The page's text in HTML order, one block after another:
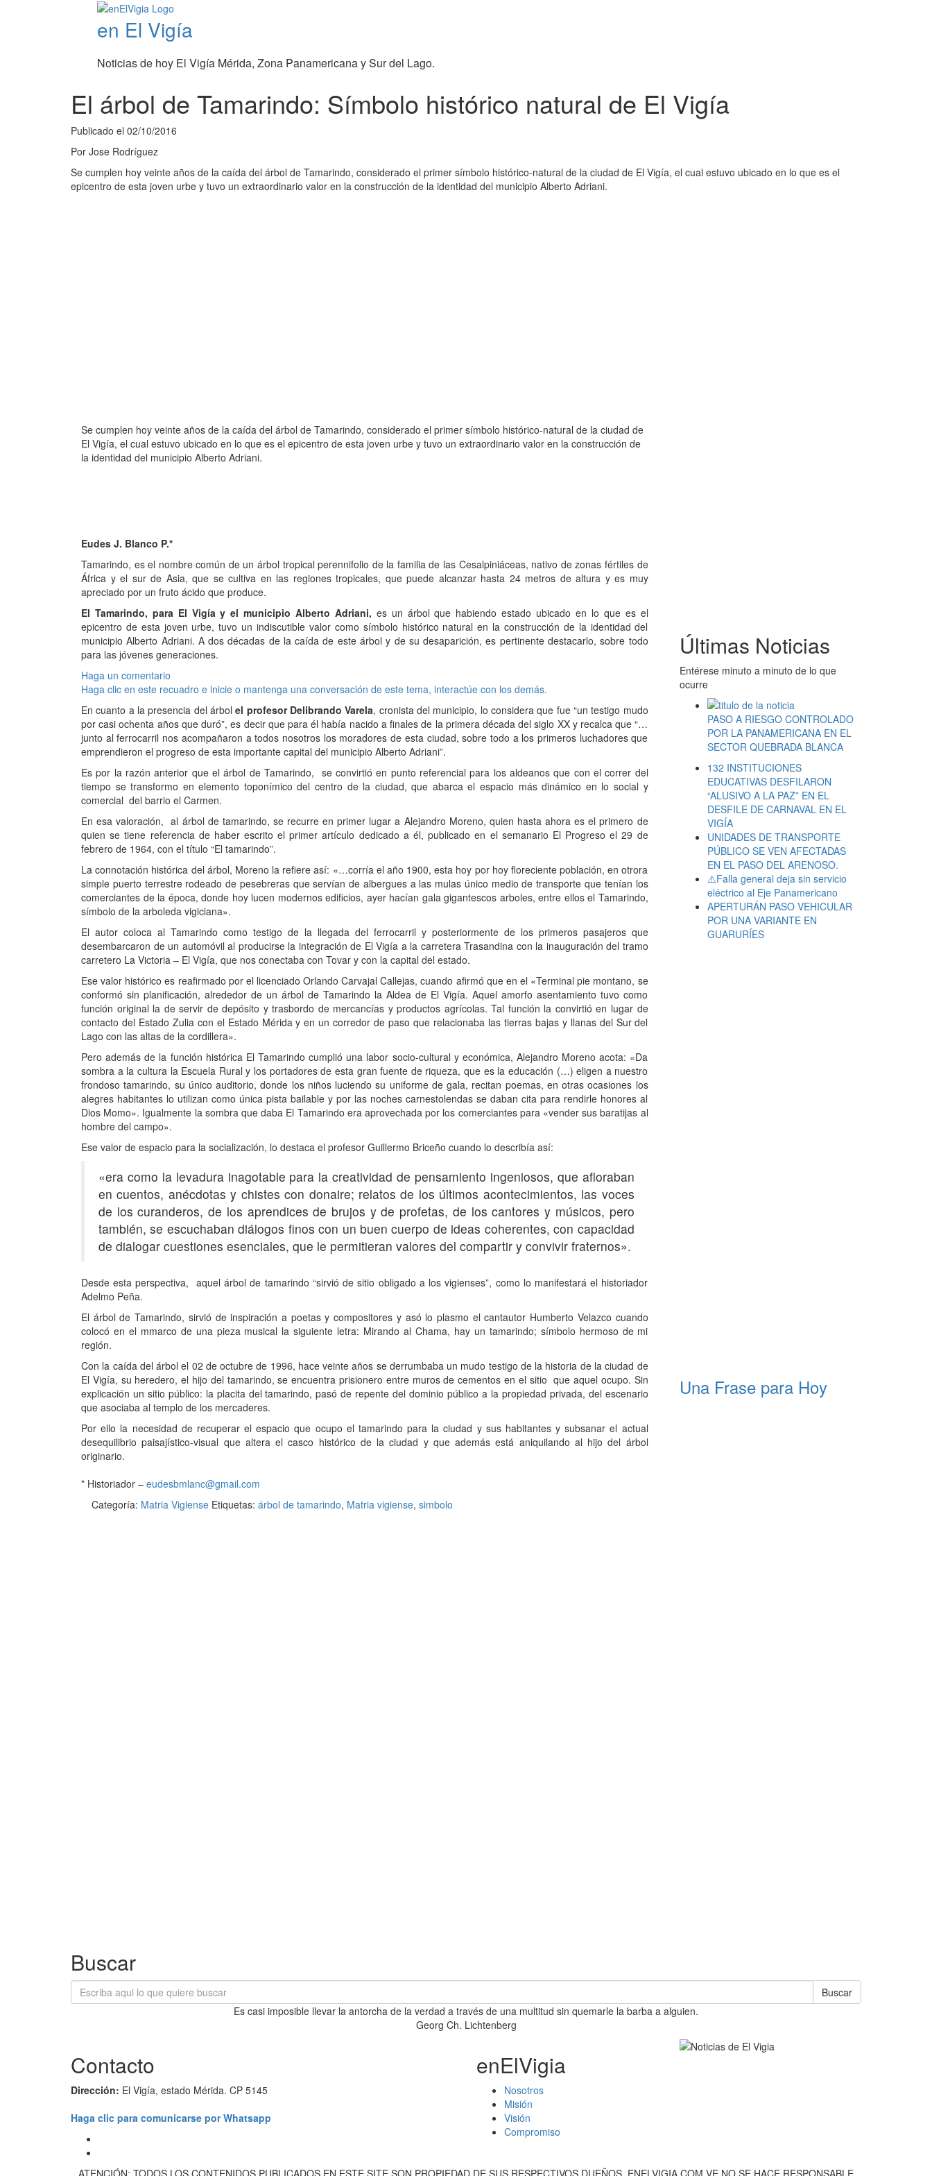
en El Vigía
Noticias de hoy El Vigía Mérida, Zona Panamericana y Sur del Lago.
El árbol de Tamarindo: Símbolo histórico natural de El Vigía
Publicado el 02/10/2016
Por Jose Rodríguez
Se cumplen hoy veinte años de la caída del árbol de Tamarindo, considerado el primer símbolo histórico-natural de la ciudad de El Vigía, el cual estuvo ubicado en lo que es el
epicentro de esta joven urbe y tuvo un extraordinario valor en la construcción de la identidad del municipio Alberto Adriani.
Se cumplen hoy veinte años de la caída del árbol de Tamarindo, considerado el primer símbolo histórico-natural de la ciudad de
El Vigía, el cual estuvo ubicado en lo que es el epicentro de esta joven urbe y tuvo un extraordinario valor en la construcción de
la identidad del municipio Alberto Adriani.
Eudes J. Blanco P.*
Tamarindo, es el nombre común de un árbol tropical perennifolio de la familia de las Cesalpiniáceas, nativo de zonas fértiles de
África y el sur de Asia, que se cultiva en las regiones tropicales, que puede alcanzar hasta 24 metros de altura y es muy
apreciado por un fruto ácido que produce.
El Tamarindo, para El Vigía y el municipio Alberto Adriani, es un árbol que habiendo estado ubicado en lo que es el
epicentro de esta joven urbe, tuvo un indiscutible valor como símbolo histórico natural en la construcción de la identidad del
municipio Alberto Adriani. A dos décadas de la caída de este árbol y de su desaparición, es pertinente destacarlo, sobre todo
para las jóvenes generaciones.
Haga un comentario
Haga clic en este recuadro e inicie o mantenga una conversación de este tema, interactúe con los demás.
En cuanto a la presencia del árbolel profesor Delibrando Varela, cronista del municipio, lo considera que fue “un testigo mudo
por casi ochenta años que duró”, es decir que para él había nacido a finales de la primera década del siglo XX y recalca que “…
junto al ferrocarril nos acompañaron a todos nosotros los moradores de esta ciudad, sobre todo a los primeros luchadores que
emprendieron el progreso de esta importante capital del municipio Alberto Adriani”.
Es por la razón anterior que el árbol de Tamarindo, se convirtió en punto referencial para los aldeanos que con el correr del
tiempo se transformo en elemento toponímico del centro de la ciudad, que abarca el espacio más dinámico en lo social y
comercial del barrio el Carmen.
En esa valoración, al árbol de tamarindo, se recurre en primer lugar a Alejandro Moreno, quien hasta ahora es el primero de
quien se tiene referencia de haber escrito el primer artículo dedicado a él, publicado en el semanario El Progreso el 29 de
febrero de 1964, con el título “El tamarindo”.
La connotación histórica del árbol, Moreno la refiere así: «…corría el año 1900, esta hoy por hoy floreciente población, en otrora
simple puerto terrestre rodeado de pesebreras que servían de albergues a las mulas único medio de transporte que tenían los
comerciantes de la época, donde hoy lucen modernos edificios, ayer hacían gala gigantescos arboles, entre ellos el Tamarindo,
símbolo de la arboleda vigiciana».
El autor coloca al Tamarindo como testigo de la llegada del ferrocarril y posteriormente de los primeros pasajeros que
desembarcaron de un automóvil al producirse la integración de El Vigía a la carretera Trasandina con la inauguración del tramo
carretero La Victoria – El Vigía, que nos conectaba con Tovar y con la capital del estado.
Ese valor histórico es reafirmado por el licenciado Orlando Carvajal Callejas, cuando afirmó que en el «Terminal pie montano, se
conformó sin planificación, alrededor de un árbol de Tamarindo la Aldea de El Vigía. Aquel amorfo asentamiento tuvo como
función original la de servir de depósito y trasbordo de mercancías y productos agrícolas. Tal función la convirtió en lugar de
contacto del Estado Zulia con el Estado Mérida y en un corredor de paso que relacionaba las tierras bajas y llanas del Sur del
Lago con las altas de la cordillera».
Pero además de la función histórica El Tamarindo cumplió una labor socio-cultural y económica, Alejandro Moreno acota: «Da
sombra a la cultura la Escuela Rural y los portadores de esta gran fuente de riqueza, que es la educación (…) eligen a nuestro
frondoso tamarindo, su único auditorio, donde los niños luciendo su uniforme de gala, recitan poemas, en otras ocasiones los
alegres habitantes lo utilizan como única pista bailable y por las noches carnestolendas se daban cita para rendirle honores al
Dios Momo». Igualmente la sombra que daba El Tamarindo era aprovechada por los comerciantes para «vender sus baratijas al
hombre del campo».
Ese valor de espacio para la socialización, lo destaca el profesor Guillermo Briceño cuando lo describía así:
«era como la levadura inagotable para la creatividad de pensamiento ingeniosos, que afloraban
en cuentos, anécdotas y chistes con donaire; relatos de los últimos acontecimientos, las voces
de los curanderos, de los aprendices de brujos y de profetas, de los cantores y músicos, pero
también, se escuchaban diálogos finos con un buen cuerpo de ideas coherentes, con capacidad
de dialogar cuestiones esenciales, que le permitieran valores del compartir y convivir fraternos».
Desde esta perspectiva, aquel árbol de tamarindo “sirvió de sitio obligado a los vigienses”, como lo manifestará el historiador
Adelmo Peña.
El árbol de Tamarindo, sirvió de inspiración a poetas y compositores y asó lo plasmo el cantautor Humberto Velazco cuando
colocó en el mmarco de una pieza musical la siguiente letra: Mirando al Chama, hay un tamarindo; símbolo hermoso de mi
región.
Con la caída del árbol el 02 de octubre de 1996, hace veinte años se derrumbaba un mudo testigo de la historia de la ciudad de
El Vigía, su heredero, el hijo del tamarindo, se encuentra prisionero entre muros de cementos en el sitio que aquel ocupo. Sin
explicación un sitio público: la placita del tamarindo, pasó de repente del dominio público a la propiedad privada, del escenario
que asociaba al templo de los mercaderes.
Por ello la necesidad de recuperar el espacio que ocupo el tamarindo para la ciudad y sus habitantes y subsanar el actual
desequilibrio paisajístico-visual que altera el casco histórico de la ciudad y que además está aniquilando al hijo del árbol
originario.
* Historiador – eudesbmlanc@gmail.com
Categoría: Matria Vigiense Etiquetas: árbol de tamarindo, Matria vigiense, simbolo
Últimas Noticias
Entérese minuto a minuto de lo que
ocurre
PASO A RIESGO CONTROLADO
POR LA PANAMERICANA EN EL
SECTOR QUEBRADA BLANCA
132 INSTITUCIONES
EDUCATIVAS DESFILARON
“ALUSIVO A LA PAZ” EN EL
DESFILE DE CARNAVAL EN EL
VIGÍA
UNIDADES DE TRANSPORTE
PÚBLICO SE VEN AFECTADAS
EN EL PASO DEL ARENOSO.
⚠️Falla general deja sin servicio
eléctrico al Eje Panamericano
APERTURÁN PASO VEHICULAR
POR UNA VARIANTE EN
GUARURÍES
Una Frase para Hoy
Buscar
Buscar
Es casi imposible llevar la antorcha de la verdad a través de una multitud sin quemarle la barba a alguien.
Georg Ch. Lichtenberg
Contacto
Dirección: El Vigía, estado Mérida. CP 5145
Haga clic para comunicarse por Whatsapp
enElVigia
Nosotros
Misión
Visión
Compromiso